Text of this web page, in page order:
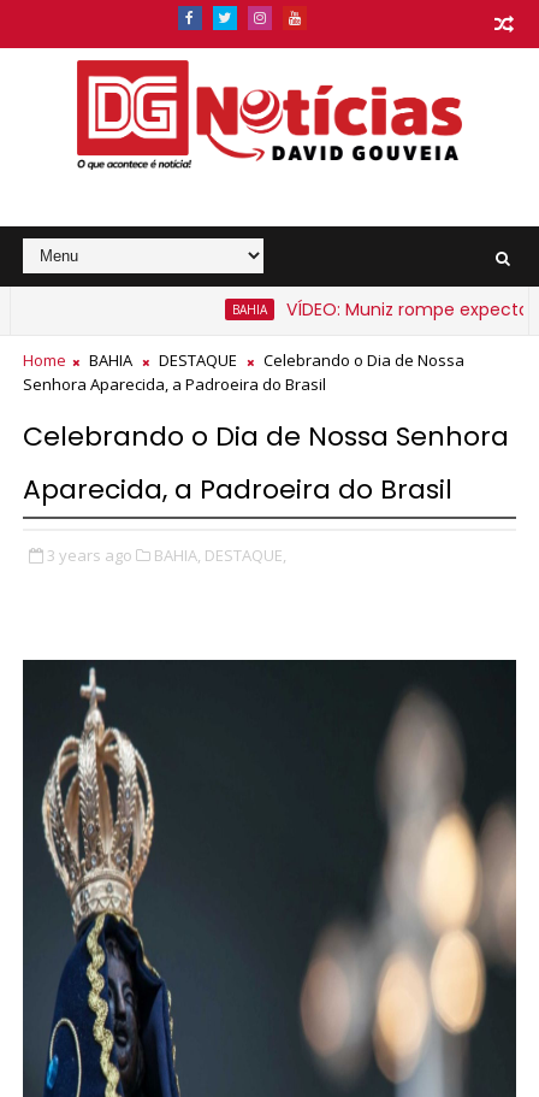
VÍDEO: Muniz rompe expectativa
Home BAHIA DESTAQUE
Celebrando o Dia de Nossa
Senhora Aparecida, a Padroeira do Brasil
Celebrando o Dia de Nossa Senhora
Aparecida, a Padroeira do Brasil
3 years ago BAHIA, DESTAQUE,